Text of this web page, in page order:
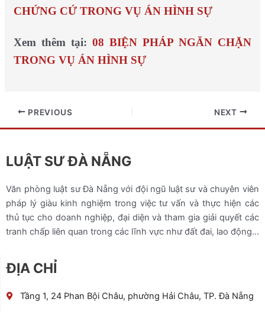
CHỨNG CỨ TRONG VỤ ÁN HÌNH SỰ
Xem thêm tại: 08 BIỆN PHÁP NGĂN CHẶN
TRONG VỤ ÁN HÌNH SỰ
PREVIOUS NEXT
LUẬT SƯ ĐÀ NẴNG
Văn phòng luật sư Đà Nẵng với đội ngũ luật sư và chuyên viên
pháp lý giàu kinh nghiệm trong việc tư vấn và thực hiện các
thủ tục cho doanh nghiệp, đại diện và tham gia giải quyết các
tranh chấp liên quan trong các lĩnh vực như đất đai, lao động…
ĐỊA CHỈ
Tầng 1, 24 Phan Bội Châu, phường Hải Châu, TP. Đà Nẵng